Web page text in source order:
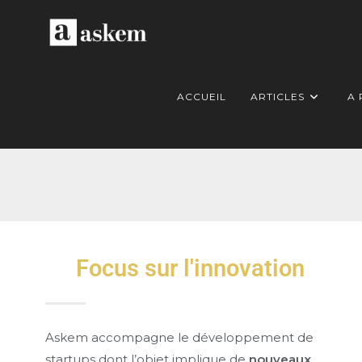
ACCUEIL ARTICLES A
Focus sur l'innovation
Askem accompagne le développement de
startups dont l’objet implique de nouveaux